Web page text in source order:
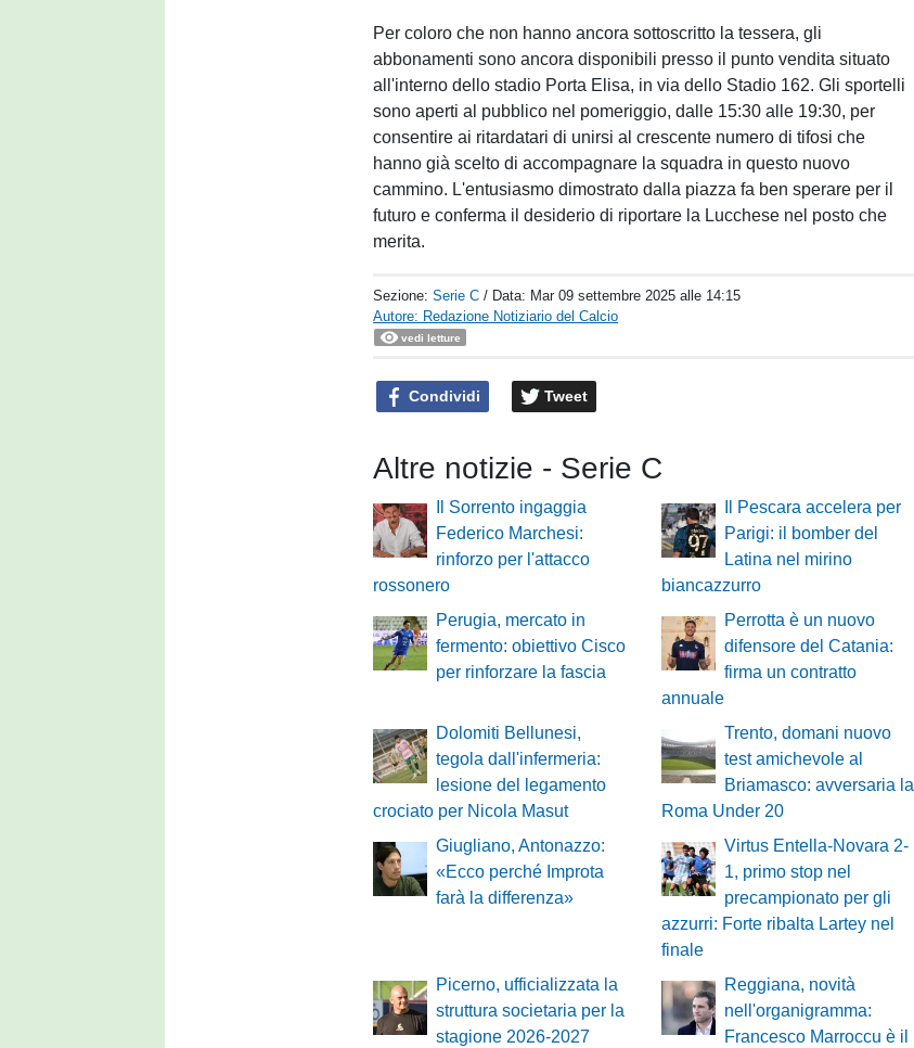
Per coloro che non hanno ancora sottoscritto la tessera, gli
abbonamenti sono ancora disponibili presso il punto vendita situato
all'interno dello stadio Porta Elisa, in via dello Stadio 162. Gli sportelli
sono aperti al pubblico nel pomeriggio, dalle 15:30 alle 19:30, per
consentire ai ritardatari di unirsi al crescente numero di tifosi che
hanno già scelto di accompagnare la squadra in questo nuovo
cammino. L'entusiasmo dimostrato dalla piazza fa ben sperare per il
futuro e conferma il desiderio di riportare la Lucchese nel posto che
merita.
Sezione:Serie C / Data: Mar 09 settembre 2025 alle 14:15
Autore: Redazione Notiziario del Calcio
vedi letture
Condividi Tweet
Altre notizie - Serie C
Il Sorrento ingaggia
Federico Marchesi:
rinforzo per l'attacco
rossonero
Il Pescara accelera per
Parigi: il bomber del
Latina nel mirino
biancazzurro
Perugia, mercato in
fermento: obiettivo Cisco
per rinforzare la fascia
Perrotta è un nuovo
difensore del Catania:
firma un contratto
annuale
Dolomiti Bellunesi,
tegola dall'infermeria:
lesione del legamento
crociato per Nicola Masut
Trento, domani nuovo
test amichevole al
Briamasco: avversaria la
Roma Under 20
Giugliano, Antonazzo:
«Ecco perché Improta
farà la differenza»
Virtus Entella-Novara 2-
1, primo stop nel
precampionato per gli
azzurri: Forte ribalta Lartey nel
finale
Picerno, ufficializzata la
struttura societaria per la
stagione 2026-2027
Reggiana, novità
nell'organigramma:
Francesco Marroccu è il